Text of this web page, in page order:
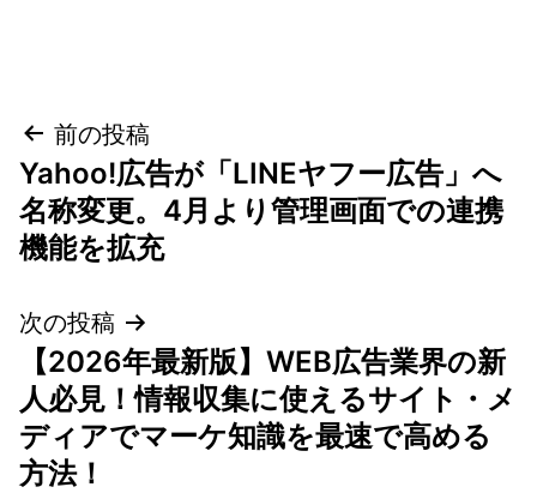
投
稿
ナ
ビ
ゲ
ー
シ
前の投稿
Yahoo!広告が「LINEヤフー広告」へ
名称変更。4月より管理画面での連携
機能を拡充
次の投稿
【2026年最新版】WEB広告業界の新
人必見！情報収集に使えるサイト・メ
ディアでマーケ知識を最速で高める
方法！